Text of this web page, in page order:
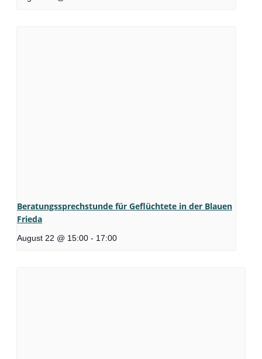
Beratungssprechstunde für Geflüchtete in der Blauen
Frieda
August 22 @ 15:00 - 17:00